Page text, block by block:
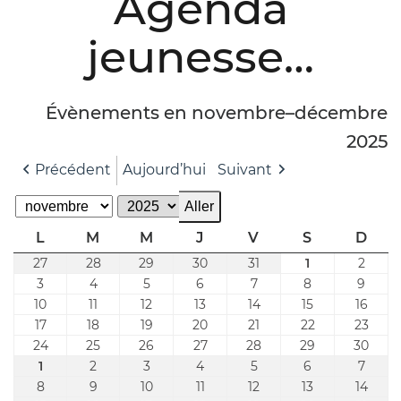
jeunesse…
Évènements en novembre–décembre
2025
Précédent Aujourd’hui Suivant
Mois
Année
L M mardiMmercredi
J Vvendredi
Ssamedi
D
2727
octobre
2828
octobre
29
octobre
3030
octobre
31
octobre
2025
1
novembre
2025
22
2025
33
novembre
2025
44
novembre
2025
55
novembre
2025
6
novembre
2025
77
novembre
2025
88
novembre
2025
9
2025
1010
novembre
2025
11
novembre
2025
12
novembre
2025
1313
novembre
2025
1414
novembre
2025
1515
novembre
2025
1616
2025
1717
novembre
1818
novembre
1919
novembre
2020
novembre
21
novembre
2222
novembre
2323
2424
novembre
2525
novembre
26
novembre
2727
novembre
2828
novembre
29
novembre
3030
11
décembre
2
décembre
33
décembre
44
décembre
55
décembre
6
décembre
77
88
99
1010
1111
12 13 1414